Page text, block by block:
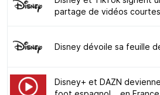
partage de vidéos courtes
Disney dévoile sa feuille
Disney+ et DAZN